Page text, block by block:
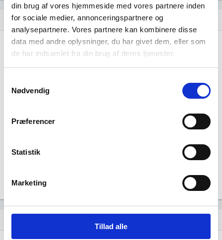
din brug af vores hjemmeside med vores partnere inden
for sociale medier, annonceringspartnere og
analysepartnere. Vores partnere kan kombinere disse
data med andre oplysninger, du har givet dem, eller som
de har indsamlet fra din brug af deres tjenester.
Nødvendig
Præferencer
Statistik
Marketing
Tillad alle
show_chart Udvikling i antal ansatte
Crewpoint har ikke haft nogen beskæftigelse
endnu. Vi kan derfor ikke generere figuren